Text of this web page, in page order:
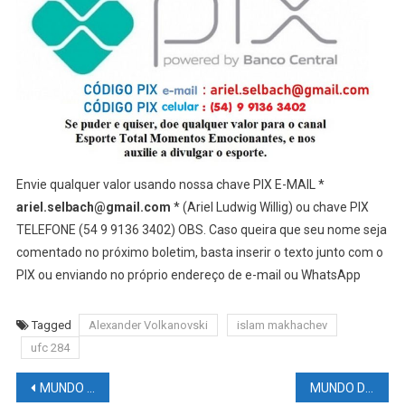
Envie qualquer valor usando nossa chave PIX E-MAIL *
ariel.selbach@gmail.com * (Ariel Ludwig Willig) ou chave PIX
TELEFONE (54 9 9136 3402) OBS. Caso queira que seu nome seja
comentado no próximo boletim, basta inserir o texto junto com o
PIX ou enviando no próprio endereço de e-mail ou WhatsApp
Tagged Alexander Volkanovski
islam makhachev
ufc 284
Navegação
MUNDO DAS LUTAS UFC: #CONOR McGregor pode #BURLAR as regras antidopping da #USADA antes de retornar ao #UFC?